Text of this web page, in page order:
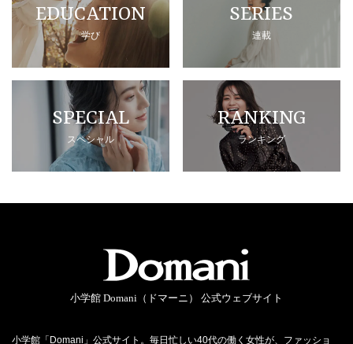
EDUCATION
学び
SERIES
連載
SPECIAL
スペシャル
RANKING
ランキング
小学館 Domani（ドマーニ） 公式ウェブサイト
小学館「Domani」公式サイト。毎日忙しい40代の働く女性が、ファッショ